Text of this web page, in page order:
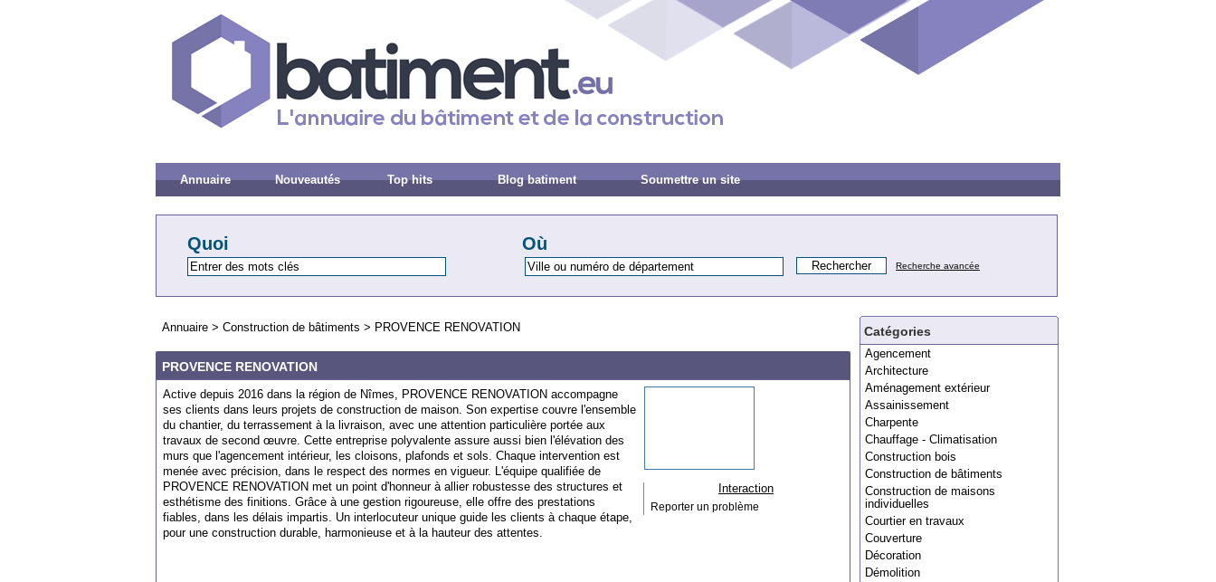
Annuaire Nouveautés Top hits Blog batiment Soumettre un site
Quoi Où
Recherche avancée
Catégories
Agencement
Architecture
Aménagement extérieur
Assainissement
Charpente
Chauffage - Climatisation
Construction bois
Construction de bâtiments
Construction de maisons
individuelles
Courtier en travaux
Couverture
Décoration
Démolition
Annuaire > Construction de bâtiments > PROVENCE RENOVATION
PROVENCE RENOVATION
Active depuis 2016 dans la région de Nîmes, PROVENCE RENOVATION accompagne
ses clients dans leurs projets de construction de maison. Son expertise couvre l'ensemble
du chantier, du terrassement à la livraison, avec une attention particulière portée aux
travaux de second œuvre. Cette entreprise polyvalente assure aussi bien l'élévation des
murs que l'agencement intérieur, les cloisons, plafonds et sols. Chaque intervention est
menée avec précision, dans le respect des normes en vigueur. L'équipe qualifiée de
PROVENCE RENOVATION met un point d'honneur à allier robustesse des structures et
esthétisme des finitions. Grâce à une gestion rigoureuse, elle offre des prestations
fiables, dans les délais impartis. Un interlocuteur unique guide les clients à chaque étape,
pour une construction durable, harmonieuse et à la hauteur des attentes.
Interaction
Reporter un problème